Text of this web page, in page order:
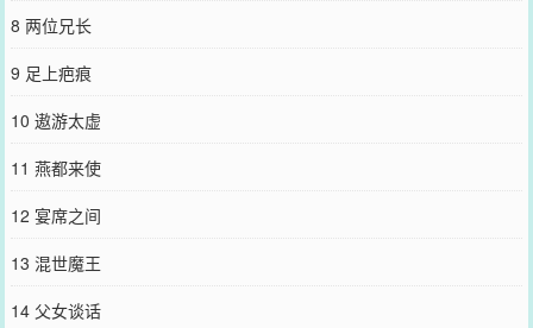
8 两位兄长
9 足上疤痕
10 遨游太虚
11 燕都来使
12 宴席之间
13 混世魔王
14 父女谈话